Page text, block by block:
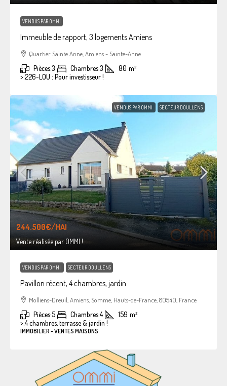
VENDUS PAR OMMI
Immeuble de rapport, 3 logements Amiens
Quartier Sainte Anne, Amiens - Sainte-Anne
Pièces:3 Chambres:3 80 m²
>:226-LOU : Pour investisseur !
VENDUS PAR OMMI SECTEUR DOULLENS
244.500€/HAI
Vente réalisée par OMMI !
VENDUS PAR OMMI SECTEUR DOULLENS
Pavillon récent, 4 chambres, jardin
Molliens-Dreuil, Amiens, Somme, Hauts-de-France, 80540, France
Pièces:5 Chambres:4 159 m²
>:4 chambres, terrasse & jardin !
IMMOBILIER - VENTES MAISONS